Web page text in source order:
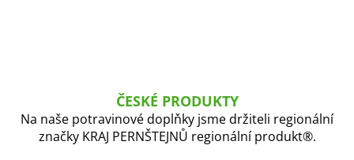
ČESKÉ PRODUKTY
Na naše potravinové doplňky jsme držiteli regionální
značky KRAJ PERNŠTEJNŮ regionální produkt®.